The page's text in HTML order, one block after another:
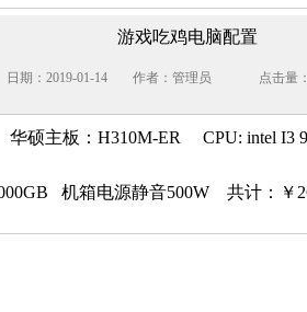
游戏吃鸡电脑配置
日期：2019-01-14 作者：管理员 点击量
硕主板：H310M-ER CPU: intel I3
机箱电源静音500W 共计：￥